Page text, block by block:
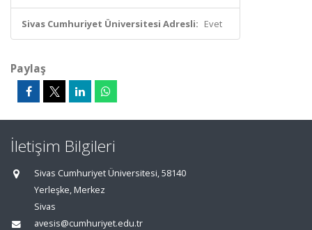
Sivas Cumhuriyet Üniversitesi Adresli: Evet
Paylaş
İletişim Bilgileri
Sivas Cumhuriyet Üniversitesi, 58140
Yerleşke, Merkez
Sivas
avesis@cumhuriyet.edu.tr